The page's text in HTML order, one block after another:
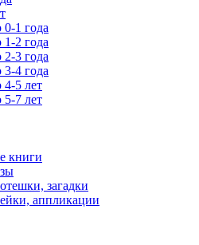
1 года
2 года
3 года
4 года
5 лет
7 лет
книги
загадки
аппликации